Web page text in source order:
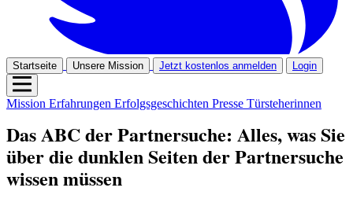
Startseite Unsere Mission Jetzt kostenlos anmelden Login
Mission Erfahrungen Erfolgsgeschichten Presse Türsteherinnen
Das ABC der Partnersuche: Alles, was Sie
über die dunklen Seiten der Partnersuche
wissen müssen